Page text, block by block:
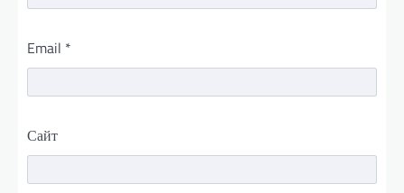
Email *
Сайт